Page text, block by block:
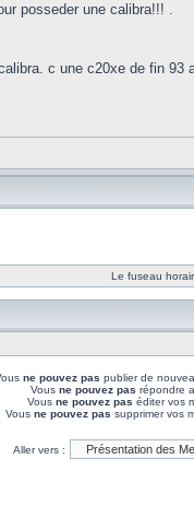
posseder une calibra!!! .
c une c20xe de fin 93
Le fuseau
ne pouvez pas publier de
Vous ne pouvez pas répondre
Vous ne pouvez pas éditer vos
Vous ne pouvez pas supprimer vos
Aller vers :